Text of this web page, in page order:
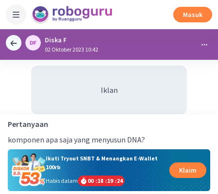
Masuk
Diska F
02 Oktober 2023 10:42
Iklan
Pertanyaan
komponen apa saja yang menyusun DNA?
Ikuti Tryout SNBT & Menangkan E-Wallet
100rb
Habis dalam
00 :18 :19 :23
Klaim